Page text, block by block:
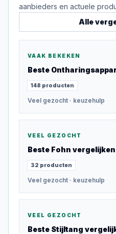
aanbieders en actuele
Alle
VAAK BEKEKEN
Beste
148 producten
Veel gezocht · keuzehulp
VEEL GEZOCHT
Beste Fohn vergelijken
32 producten
Veel gezocht · keuzehulp
VEEL GEZOCHT
Beste Stijltang